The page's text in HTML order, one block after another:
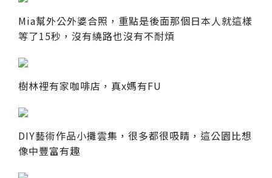
Mia幫外公外婆合照，重點是後面那個日本人就這樣
等了15秒，沒有繞路也沒有不耐煩
樹林裡有家咖啡店，真x媽有FU
DIY藝術作品小攤雲集，很多都很吸睛，這公園比想
像中豐富有趣